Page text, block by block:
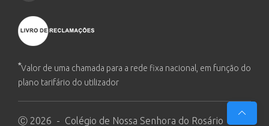
*Valor de uma chamada para a rede fixa nacional, em função do
plano tarifário do utilizador
Ⓒ 2026 - Colégio de Nossa Senhora do Rosário